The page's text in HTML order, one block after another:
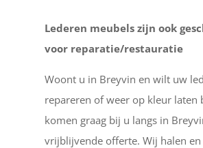
Lederen meubels zijn ook
voor reparatie/restauratie
Woont u in Breyvin en wilt uw
repareren of weer op kleur laten
komen graag bij u langs in
vrijblijvende offerte. Wij halen